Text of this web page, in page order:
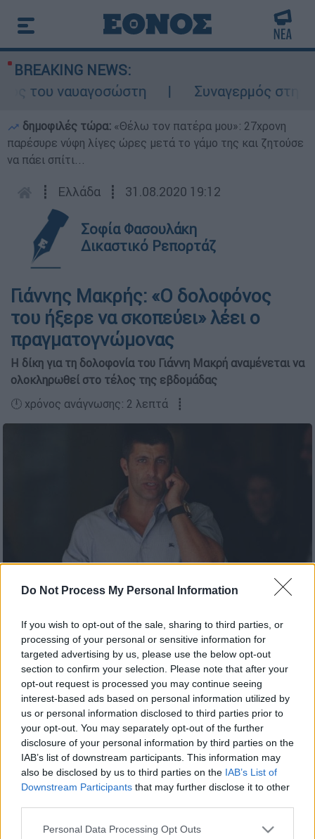
Do Not Process My Personal Information
If you wish to opt-out of the sale, sharing to third parties, or
processing of your personal or sensitive information for
targeted advertising by us, please use the below opt-out
section to confirm your selection. Please note that after your
opt-out request is processed you may continue seeing
interest-based ads based on personal information utilized by
us or personal information disclosed to third parties prior to
your opt-out. You may separately opt-out of the further
disclosure of your personal information by third parties on the
IAB’s list of downstream participants. This information may
also be disclosed by us to third parties on the IAB’s List of
Downstream Participants that may further disclose it to other
Please note that this website/app uses one or more Google
Personal Data Processing Opt Outs
BREAKING NEWS:
του ναυαγοσώστη
Συναγερμός στην
δημοφιλές τώρα: «Θέλω τον πατέρα μου»: 27χρονη
παρέσυρε νύφη λίγες ώρες μετά το γάμο της και ζητούσε
να πάει σπίτι...
┋ Ελλάδα ┋ 31.08.2020 19:12
Σοφία Φασουλάκη
Δικαστικό Ρεπορτάζ
Γιάννης Μακρής: «Ο δολοφόνος
του ήξερε να σκοπεύει» λέει ο
πραγματογνώμονας
Η δίκη για τη δολοφονία του Γιάννη Μακρή αναμένεται να
ολοκληρωθεί στο τέλος της εβδομάδας
🕛 χρόνος ανάγνωσης: 2 λεπτά ┋
Προσθέστε το ΕΘΝΟΣ στη Google
«Ο δράστης ξέρει να σκοπεύει. Φαίνεται
ξεκάθαρα από το βιντεοληπτικό υλικό.
Έχουμε οκτώ βολές. Καμία δεν ξέφυγε. Και
οι οκτώ βρήκαν το στόχο». Αυτά ήταν τα
λόγια του πραγματογνώμονα, Γεωργίου
Ραυτόγιαννη, μάρτυρα στη δίκη των
κατηγορουμένων για τη δολοφονία του
Γιάννη Μακρή τον Οκτώβριο του 2018 έξω
από το σπίτι του στη Βούλα.Ο μάρτυρας
αναφέρθηκε σε όλα τα στοιχεία που